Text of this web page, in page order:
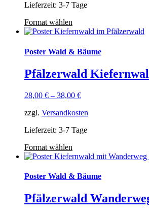
Lieferzeit: 3-7 Tage
Format wählen
Poster Wald & Bäume
Pfälzerwald
28,00 € – 38,00 €
zzgl. Versandkosten
Lieferzeit: 3-7 Tage
Format wählen
Poster Wald & Bäume
Pfälzerwald